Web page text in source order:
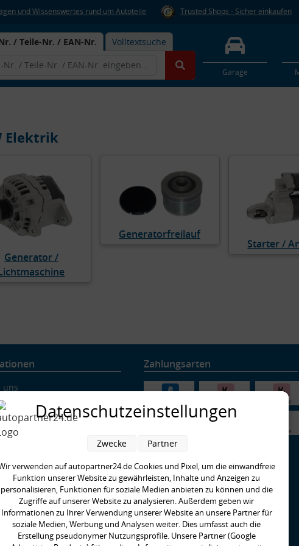
und Wissenswertes rund um Autoteile Trusted Shops - Sicher einkaufen
/ Teile-Nr. / EAN-Nr. Volltextsuche
Garage
Elektrik
Generator /
Generatorfreilauf
Starter /
uns
& Versand
zur Barrierefreiheit
Partner
gestellte Fragen
rund um Querlenker
rund ums Fahrwerk
rund ums Radlager
Zahlungsarten
Datenschutzeinstellungen
verwenden auf autopartner24.de Cookies und Pixel, um die einwandfreie
Funktion unserer Website zu gewährleisten, Inhalte und Anzeigen zu
personalisieren, Funktionen für soziale Medien anbieten zu können und die
Zugriffe auf unserer Website zu analysieren. Außerdem geben wir
Informationen zu Ihrer Verwendung unserer Website an unsere Partner für
soziale Medien, Werbung und Analysen weiter. Dies umfasst auch die
Erstellung pseudonymer Nutzungsprofile. Unsere Partner (Google
Zwecke Partner